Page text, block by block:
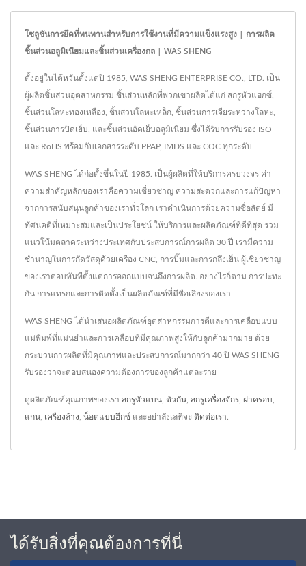
โซลูชันการยึดที่ทนทานสำหรับการใช้งานที่มีความแข็งแรงสูง | การผลิต
ชิ้นส่วนอลูมิเนียมและชิ้นส่วนเครื่องกล | WAS SHENG
ตั้งอยู่ในไต้หวันตั้งแต่ปี 1985, WAS SHENG ENTERPRISE CO., LTD. เป็น
ผู้ผลิตชิ้นส่วนอุตสาหกรรม ชิ้นส่วนหลักที่พวกเขาผลิตได้แก่ สกรูหัวแฮกซ์,
ชิ้นส่วนโลหะทองเหลือง, ชิ้นส่วนโลหะเหล็ก, ชิ้นส่วนการเจียระหว่างโลหะ,
ชิ้นส่วนการปัดเย็บ, และชิ้นส่วนอัดเย็บอลูมิเนียม ซึ่งได้รับการรับรอง ISO
และ RoHS พร้อมกับเอกสารระดับ PPAP, IMDS และ COC ทุกระดับ
WAS SHENG ได้ก่อตั้งขึ้นในปี 1985. เป็นผู้ผลิตที่ให้บริการครบวงจร ค่า
ความสำคัญหลักของเราคือความเชี่ยวชาญ ความสะดวกและการแก้ปัญหา
จากการสนับสนุนลูกค้าของเราทั่วโลก เราดำเนินการด้วยความซื่อสัตย์ มี
ทัศนคติที่เหมาะสมและเป็นประโยชน์ ให้บริการและผลิตภัณฑ์ที่ดีที่สุด รวม
แนวโน้มตลาดระหว่างประเทศกับประสบการณ์การผลิต 30 ปี เรามีความ
ชำนาญในการกัดวัสดุด้วยเครื่อง CNC, การปั๊มและการกลึงเย็น ผู้เชี่ยวชาญ
ของเราตอบทันทีตั้งแต่การออกแบบจนถึงการผลิต. อย่างไรก็ตาม การปะทะ
กัน การแทรกและการติดตั้งเป็นผลิตภัณฑ์ที่มีชื่อเสียงของเรา
WAS SHENG ได้นำเสนอผลิตภัณฑ์อุตสาหกรรมการตีและการเคลือบแบบ
แม่พิมพ์ที่แม่นยำและการเคลือบที่มีคุณภาพสูงให้กับลูกค้ามากมาย ด้วย
กระบวนการผลิตที่มีคุณภาพและประสบการณ์มากกว่า 40 ปี WAS SHENG
รับรองว่าจะตอบสนองความต้องการของลูกค้าแต่ละราย
ดูผลิตภัณฑ์คุณภาพของเรา สกรูหัวแบน ตัวกัน สกรูเครื่องจักร ฝาครอบ
แกน เครื่องล้าง น็อตแบบฮีกซ์ และอย่าลังเลที่จะ ติดต่อเรา
ได้รับสิ่งที่คุณต้องการที่นี่